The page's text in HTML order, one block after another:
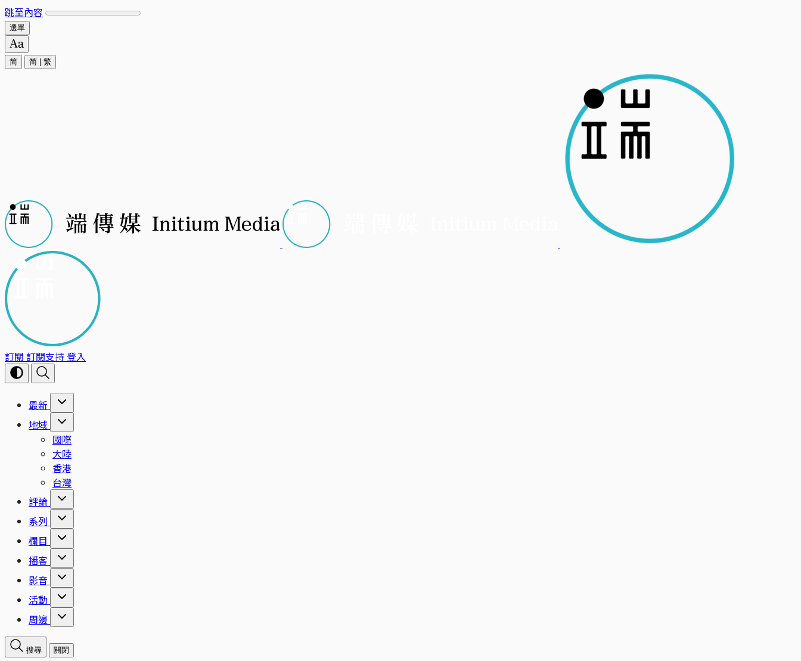
跳至內容
選單
简 简 繁
訂閱 訂閱支持登入
最新
地域
國際
大陸
香港
台灣
評論
系列
欄目
播客
影音
活動
周邊
搜尋 關閉